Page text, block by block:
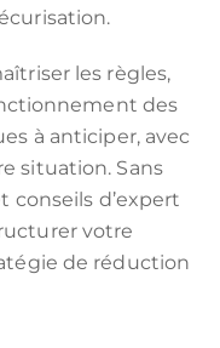
IS les règles,
des
à anticiper, avec
situation. Sans
conseils d’expert
votre
de réduction